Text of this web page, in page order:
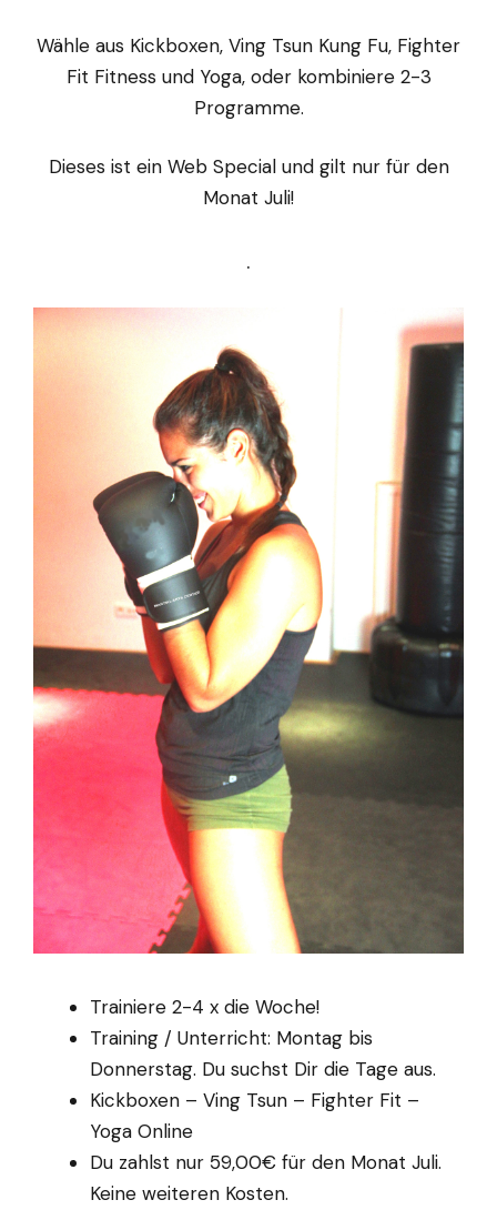
Wähle aus Kickboxen, Ving Tsun Kung Fu, Fighter
Fit Fitness und Yoga, oder kombiniere 2-3
Programme.
Dieses ist ein Web Special und gilt nur für den
Monat Juli!
.
Trainiere 2-4 x die Woche!
Training / Unterricht: Montag bis
Donnerstag. Du suchst Dir die Tage aus.
Kickboxen – Ving Tsun – Fighter Fit –
Yoga Online
Du zahlst nur 59,00€ für den Monat Juli.
Keine weiteren Kosten.